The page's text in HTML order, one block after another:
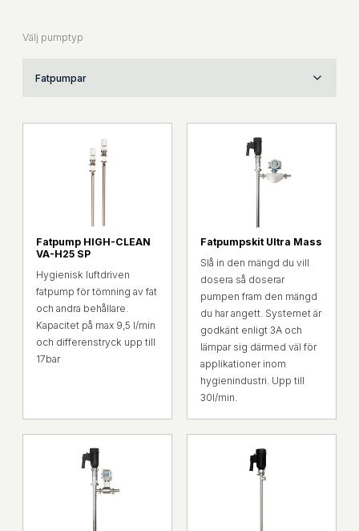
Välj pumptyp
Fatpumpar
Fatpump HIGH-CLEAN
VA-H25 SP
Hygienisk luftdriven
fatpump för tömning av fat
och andra behållare.
Kapacitet på max 9,5 l/min
och differenstryck upp till
17bar
Fatpumpskit Ultra Mass
Slå in den mängd du vill
dosera så doserar
pumpen fram den mängd
du har angett. Systemet är
godkänt enligt 3A och
lämpar sig därmed väl för
applikationer inom
hygienindustri. Upp till
30l/min.